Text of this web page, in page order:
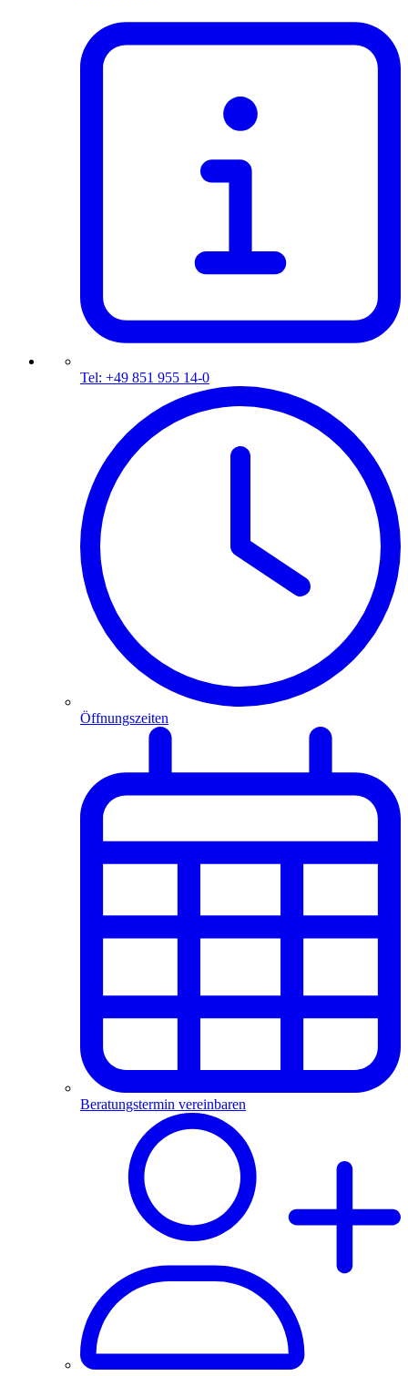
Tel: +49 851 955 14-0
Öffnungszeiten
Beratungstermin vereinbaren